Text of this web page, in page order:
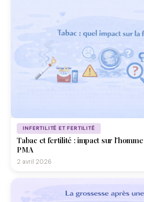
INFERTILITÉ ET FERTILITÉ
Tabac et fertilité : impact sur
PMA
2 avril 2026